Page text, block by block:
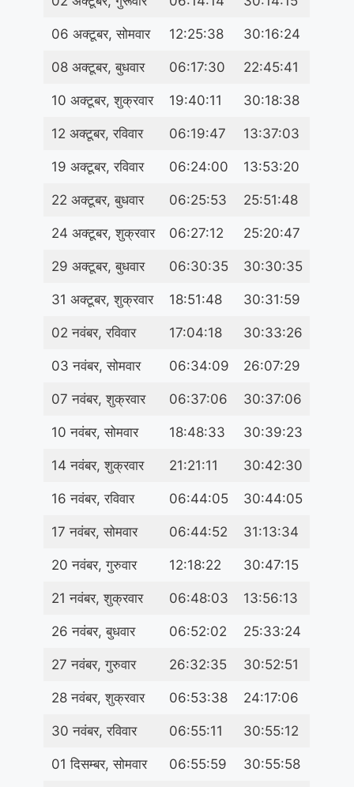
06 अक्टूबर, सोमवार 12:25:38 30:16:24
08 अक्टूबर, बुधवार 06:17:30 22:45:41
10 अक्टूबर, शुक्रवार 19:40:11 30:18:38
12 अक्टूबर, रविवार 06:19:47 13:37:03
19 अक्टूबर, रविवार 06:24:00 13:53:20
22 अक्टूबर, बुधवार 06:25:53 25:51:48
24 अक्टूबर, शुक्रवार 06:27:12 25:20:47
29 अक्टूबर, बुधवार 06:30:35 30:30:35
31 अक्टूबर, शुक्रवार 18:51:48 30:31:59
02 नवंबर, रविवार 17:04:18 30:33:26
03 नवंबर, सोमवार 06:34:09 26:07:29
07 नवंबर, शुक्रवार 06:37:06 30:37:06
10 नवंबर, सोमवार 18:48:33 30:39:23
14 नवंबर, शुक्रवार 21:21:11 30:42:30
16 नवंबर, रविवार 06:44:05 30:44:05
17 नवंबर, सोमवार 06:44:52 31:13:34
20 नवंबर, गुरुवार 12:18:22 30:47:15
21 नवंबर, शुक्रवार 06:48:03 13:56:13
26 नवंबर, बुधवार 06:52:02 25:33:24
27 नवंबर, गुरुवार 26:32:35 30:52:51
28 नवंबर, शुक्रवार 06:53:38 24:17:06
30 नवंबर, रविवार 06:55:11 30:55:12
01 दिसम्बर, सोमवार 06:55:59 30:55:58